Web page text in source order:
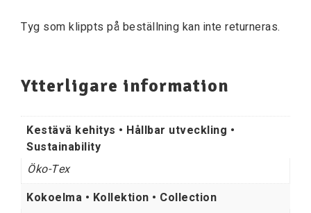
Tyg som klippts på beställning kan inte returneras.
Ytterligare information
Kestävä kehitys • Hållbar utveckling •
Sustainability
Öko-Tex
Kokoelma • Kollektion • Collection